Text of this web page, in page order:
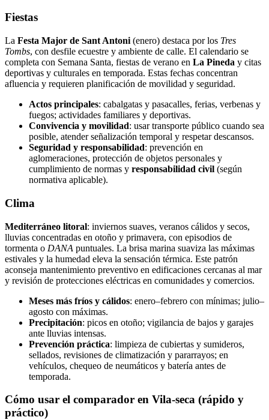
Fiestas
La Festa Major de Sant Antoni (enero) destaca por los Tres
Tombs, con desfile ecuestre y ambiente de calle. El calendario se
completa con Semana Santa, fiestas de verano en La Pineda y citas
deportivas y culturales en temporada. Estas fechas concentran
afluencia y requieren planificación de movilidad y seguridad.
Actos principales: cabalgatas y pasacalles, ferias, verbenas y
fuegos; actividades familiares y deportivas.
Convivencia y movilidad: usar transporte público cuando sea
posible, atender señalización temporal y respetar descansos.
Seguridad y responsabilidad: prevención en
aglomeraciones, protección de objetos personales y
cumplimiento de normas y responsabilidad civil (según
normativa aplicable).
Clima
Mediterráneo litoral: inviernos suaves, veranos cálidos y secos,
lluvias concentradas en otoño y primavera, con episodios de
tormenta o DANA puntuales. La brisa marina suaviza las máximas
estivales y la humedad eleva la sensación térmica. Este patrón
aconseja mantenimiento preventivo en edificaciones cercanas al mar
y revisión de protecciones eléctricas en comunidades y comercios.
Meses más fríos y cálidos: enero–febrero con mínimas; julio–
agosto con máximas.
Precipitación: picos en otoño; vigilancia de bajos y garajes
ante lluvias intensas.
Prevención práctica: limpieza de cubiertas y sumideros,
sellados, revisiones de climatización y pararrayos; en
vehículos, chequeo de neumáticos y batería antes de
temporada.
Cómo usar el comparador en Vila-seca (rápido y
práctico)